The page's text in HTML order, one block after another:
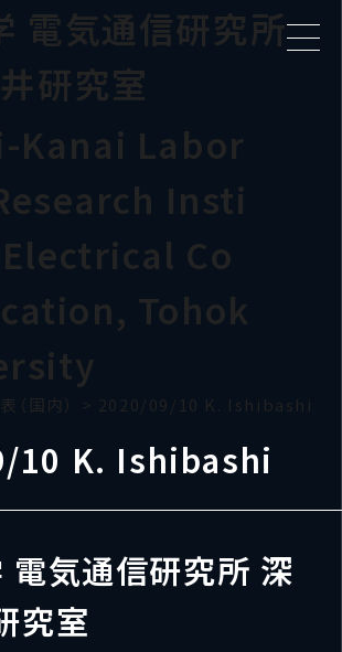
電気通信研究所
研究室
Kanai Labor
Insti
Co
Tohok
（国内） > 2020/09/10 K. Ishibashi
10 K. Ishibashi
電気通信研究所 深
究室